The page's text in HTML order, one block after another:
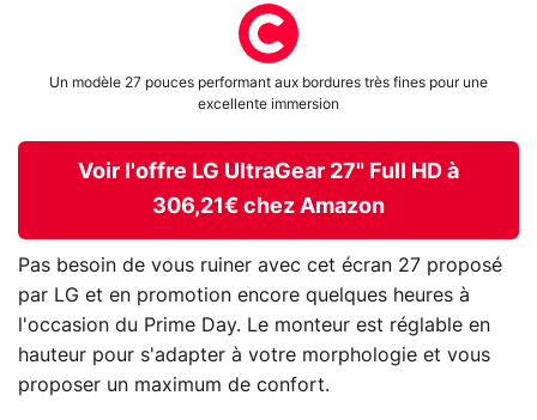
Un modèle 27 pouces performant aux bordures très fines pour une
excellente immersion
Voir l'offre LG UltraGear 27" Full HD à
306,21€ chez Amazon
Pas besoin de vous ruiner avec cet écran 27 proposé
par LG et en promotion encore quelques heures à
l'occasion du Prime Day. Le monteur est réglable en
hauteur pour s'adapter à votre morphologie et vous
proposer un maximum de confort.